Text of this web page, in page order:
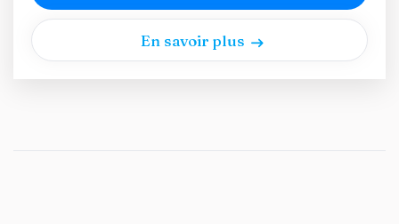
En savoir plus